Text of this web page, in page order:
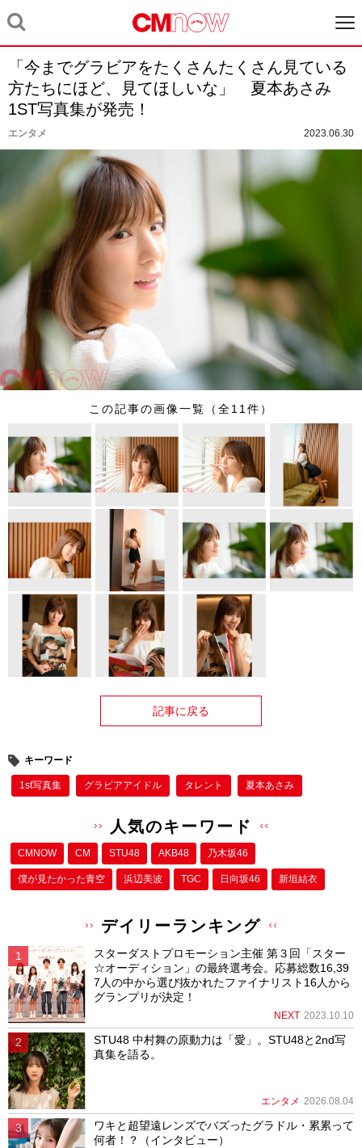
「今までグラビアをたくさんたくさん見ている
方たちにほど、見てほしいな」 夏本あさみ
1ST写真集が発売！
エンタメ 2023.06.30
この記事の画像一覧（全11件）
記事に戻る
キーワード
1st写真集 グラビアアイドル タレント 夏本あさみ
人気のキーワード
CMNOW CM STU48 AKB48 乃木坂46
僕が⾒たかった⻘空 浜辺美波 TGC 日向坂46 新垣結衣
デイリーランキング
スターダストプロモーション主催 第３回「スター
☆オーディション」の最終選考会。応募総数16,39
7人の中から選び抜かれたファイナリスト16人から
グランプリが決定！
NEXT 2023.10.10
STU48 中村舞の原動力は「愛」。STU48と2nd写
真集を語る。
エンタメ 2026.08.04
ワキと超望遠レンズでバズったグラドル・累累って
何者！？（インタビュー）